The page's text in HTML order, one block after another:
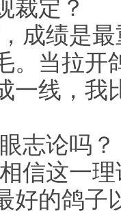
裁定？
成绩是
。当拉开
一线，我
志论吗？
信这一
好的鸽子